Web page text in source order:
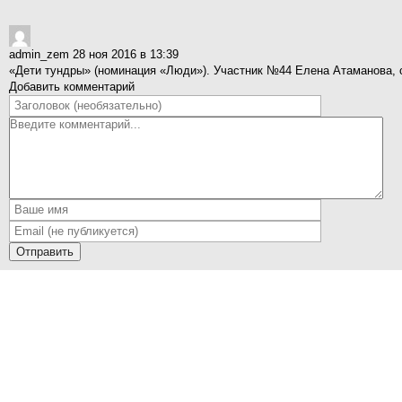
admin_zem 28 ноя 2016 в 13:39
«Дети тундры» (номинация «Люди»). Участник №44 Елена Атаманова,
Добавить комментарий
Отправить